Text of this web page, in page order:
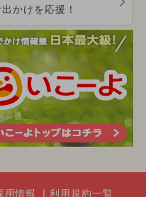
かけを応援！
用情報 利用規約一覧